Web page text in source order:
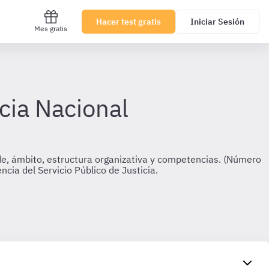
Mes gratis
Hacer test gratis Iniciar Sesión
Nacional
ámbito, estructura organizativa y competencias. (Número
del Servicio Público de Justicia.